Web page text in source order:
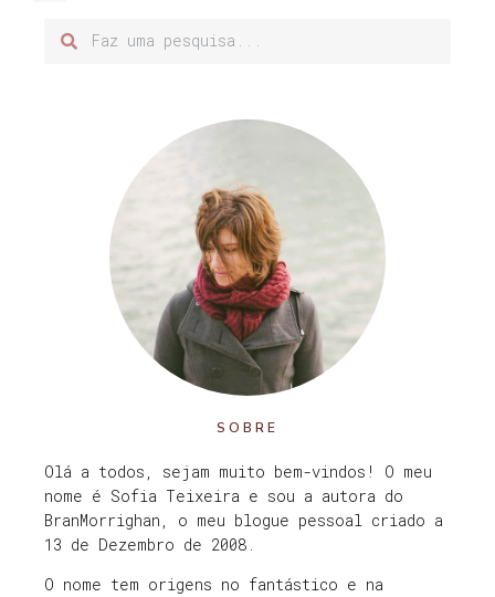
SOBRE
Olá a todos, sejam muito bem-vindos! O meu
nome é Sofia Teixeira e sou a autora do
BranMorrighan, o meu blogue pessoal criado a
13 de Dezembro de 2008.
O nome tem origens no fantástico e na